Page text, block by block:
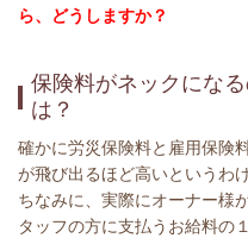
ら、どうしますか？
保険料がネックにな
は？
確かに労災保険料と雇用保険
が飛び出るほど高いというわ
ちなみに、実際にオーナー様
タッフの方に支払うお給料の